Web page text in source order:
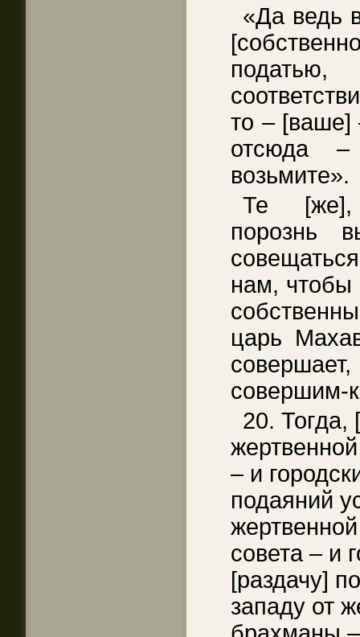
«Да ведь
то – [ваше]
отсюда
возьмите».
Те [же],
порознь
нам, чтобы
царь
совершим-
20. Тогда,
– и
подаяний
совета – и
[раздачу]
западу от